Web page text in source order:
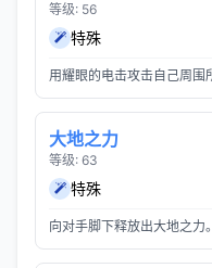
等级: 56
特殊
用耀眼的电击攻击自己周围
大地之力
等级: 63
特殊
向对手脚下释放出大地之力